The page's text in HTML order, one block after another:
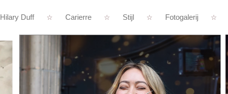
Hilary Duff Carierre Stijl Fotogalerij